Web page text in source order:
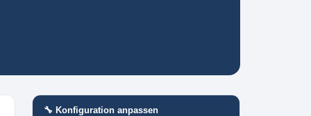
🔧 Konfiguration anpassen